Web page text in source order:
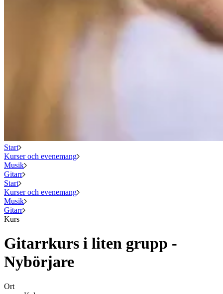
Start
Kurser och evenemang
Musik
Gitarr
Start
Kurser och evenemang
Musik
Gitarr
Kurs
Gitarrkurs i liten grupp -
Nybörjare
Ort